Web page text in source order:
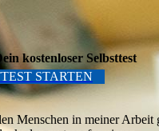
kostenloser Selbsttest
STARTEN
Menschen in meiner Arbeit